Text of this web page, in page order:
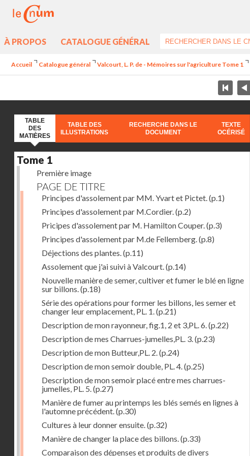
À PROPOS CATALOGUE GÉNÉRAL
Accueil Catalogue général Valcourt, L. P. de - Mémoires sur l'agriculture Tome 1
TABLE
DES
MATIÈRES
TABLE DES
ILLUSTRATIONS
RECHERCHE DANS LE
DOCUMENT
TEXTE
OCÉRISÉ
Tome 1
Première image
PAGE DE TITRE
Principes d'assolement par MM. Yvart et Pictet.(p.1)
Principes d'assolement par M.Cordier.(p.2)
Pricipes d'assolement par M. Hamilton Couper.(p.3)
Principes d'assolement par M.de Fellemberg.(p.8)
Déjections des plantes.(p.11)
Assolement que j'ai suivi à Valcourt.(p.14)
Nouvelle manière de semer, cultiver et fumer le blé en ligne
sur billons.(p.18)
Série des opérations pour former les billons, les semer et
changer leur emplacement, PL. 1.(p.21)
Description de mon rayonneur, fig.1, 2 et 3,PL. 6.(p.22)
Description de mes Charrues-jumelles,PL. 3.(p.23)
Description de mon Butteur,PL. 2.(p.24)
Description de mon semoir double, PL. 4.(p.25)
Description de mon semoir placé entre mes charrues-
jumelles, PL. 5.(p.27)
Manière de fumer au printemps les blés semés en lignes à
l'automne précédent.(p.30)
Cultures à leur donner ensuite.(p.32)
Manière de changer la place des billons.(p.33)
Comparaison des dépenses et produits de divers